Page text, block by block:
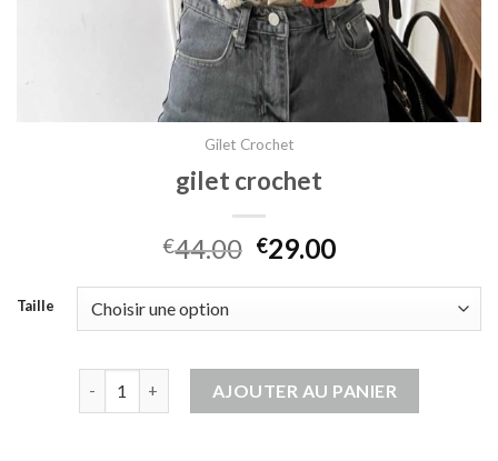
Gilet Crochet
gilet crochet
€44.00 €29.00
Taille
AJOUTER AU PANIER